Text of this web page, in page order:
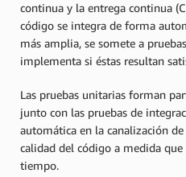
continua y la entrega continua
código se integra de forma
más amplia, se somete a
implementa si éstas resultan
Las pruebas unitarias forman
junto con las pruebas de
automática en la canalización
calidad del código a medida
tiempo.